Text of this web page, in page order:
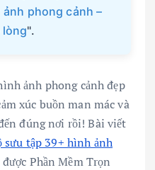
phong cảnh –
lòng".
ảnh phong cảnh đẹp
xúc buồn man mác và
đúng nơi rồi! Bài viết
sưu tập 39+ hình ảnh
Phần Mềm Trọn